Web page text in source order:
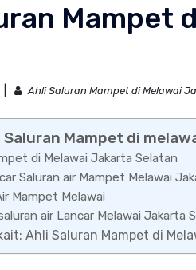
Mampet
Ahli Saluran Mampet di Melawai
Mampet di
di Melawai Jakarta Selatan
Saluran air Mampet Melawai
Mampet Melawai
air Lancar Melawai Jakarta
Ahli Saluran Mampet di